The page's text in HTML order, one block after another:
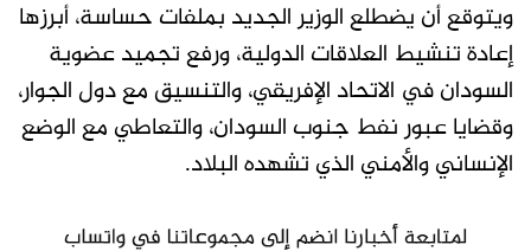
ويتوقع أن يضطلع الوزير الجديد بملفات حساسة، أبرزها
إعادة تنشيط العلاقات الدولية، ورفع تجميد عضوية
السودان في الاتحاد الإفريقي، والتنسيق مع دول الجوار،
وقضايا عبور نفط جنوب السودان، والتعاطي مع الوضع
الإنساني والأمني الذي تشهده البلاد.